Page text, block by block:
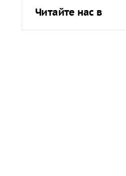
Читайте нас в